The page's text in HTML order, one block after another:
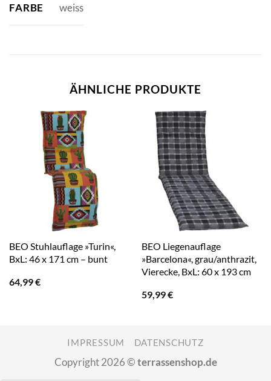
FARBE weiss
ÄHNLICHE PRODUKTE
BEO Stuhlauflage »Turin«,
BxL: 46 x 171 cm – bunt
64,99€
BEO Liegenauflage
»Barcelona«, grau/anthrazit,
Vierecke, BxL: 60 x 193 cm
59,99€
IMPRESSUM DATENSCHUTZ
Copyright 2026 ©terrassenshop.de